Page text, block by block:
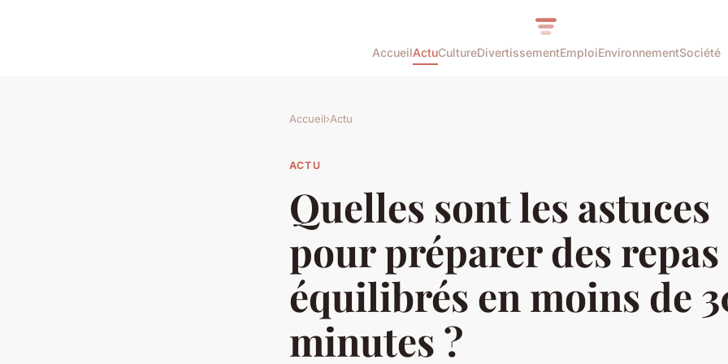
AccueilActuCultureDivertissementEmploiEnvironnementSociété
Accueil›Actu
ACTU
Quelles sont les astuces
pour préparer des repas
équilibrés en moins de
minutes ?